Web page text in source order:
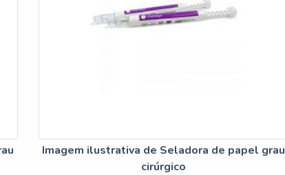
Imagem ilustrativa de Seladora de papel grau
cirúrgico